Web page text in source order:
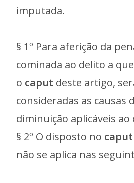
imputada.
§ 1º Para aferição da
cominada ao delito a
o caput deste artigo,
consideradas as causas
diminuição aplicáveis ao
§ 2º O disposto no caput
não se aplica nas